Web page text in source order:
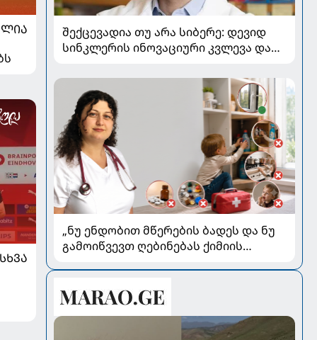
შექცევადია თუ არა სიბერე: დევიდ
სინკლერის ინოვაციური კვლევა და
„ნუ ენდობით მწერების ბადეს და ნუ
გამოიწვევთ ღებინებას ქიმიის
პედიატრ სალომე ახვლედიანის
რჩევები